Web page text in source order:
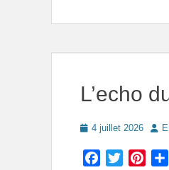
L’echo
Posted
4 juillet 2026
Facebook
Twitter